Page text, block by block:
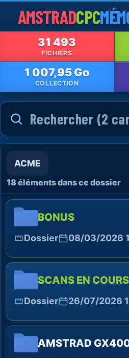
AMSTRADCPC
31 493
FICHIERS
1 007,95 Go
COLLECTION
ACME
18 éléments dans ce dossier
BONUS
Dossier 08/03/2026
SCANS EN COURS
Dossier 26/07/2026
AMSTRAD